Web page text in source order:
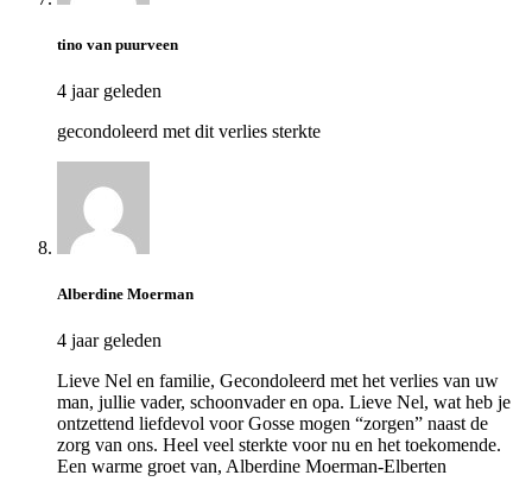
tino van puurveen
4 jaar geleden
gecondoleerd met dit verlies sterkte
Alberdine Moerman
4 jaar geleden
Lieve Nel en familie, Gecondoleerd met het verlies van uw
man, jullie vader, schoonvader en opa. Lieve Nel, wat heb je
ontzettend liefdevol voor Gosse mogen “zorgen” naast de
zorg van ons. Heel veel sterkte voor nu en het toekomende.
Een warme groet van, Alberdine Moerman-Elberten